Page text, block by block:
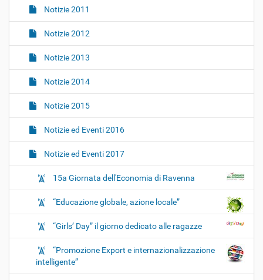
Notizie 2011
Notizie 2012
Notizie 2013
Notizie 2014
Notizie 2015
Notizie ed Eventi 2016
Notizie ed Eventi 2017
15a Giornata dell'Economia di Ravenna
“Educazione globale, azione locale”
“Girls’ Day” il giorno dedicato alle ragazze
“Promozione Export e internazionalizzazione
intelligente”